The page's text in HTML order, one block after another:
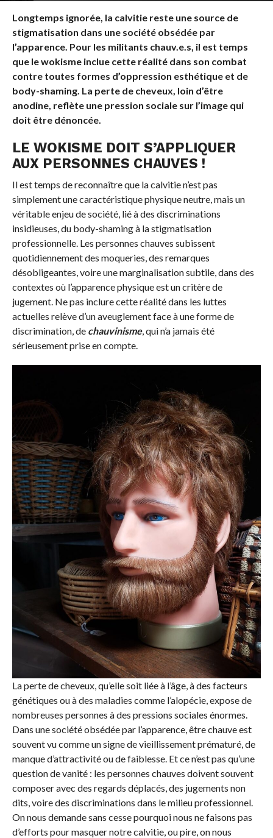
Longtemps ignorée, la calvitie reste une source de
stigmatisation dans une société obsédée par
l’apparence. Pour les militants chauv.e.s, il est temps
que le wokisme inclue cette réalité dans son combat
contre toutes formes d’oppression esthétique et de
body-shaming. La perte de cheveux, loin d’être
anodine, reflète une pression sociale sur l’image qui
doit être dénoncée.
LE WOKISME DOIT S’APPLIQUER
AUX PERSONNES CHAUVES !
Il est temps de reconnaître que la calvitie n’est pas
simplement une caractéristique physique neutre, mais un
véritable enjeu de société, lié à des discriminations
insidieuses, du body-shaming à la stigmatisation
professionnelle. Les personnes chauves subissent
quotidiennement des moqueries, des remarques
désobligeantes, voire une marginalisation subtile, dans des
contextes où l’apparence physique est un critère de
jugement. Ne pas inclure cette réalité dans les luttes
actuelles relève d’un aveuglement face à une forme de
discrimination, de chauvinisme, qui n’a jamais été
sérieusement prise en compte.
La perte de cheveux, qu’elle soit liée à l’âge, à des facteurs
génétiques ou à des maladies comme l’alopécie, expose de
nombreuses personnes à des pressions sociales énormes.
Dans une société obsédée par l’apparence, être chauve est
souvent vu comme un signe de vieillissement prématuré, de
manque d’attractivité ou de faiblesse. Et ce n’est pas qu’une
question de vanité : les personnes chauves doivent souvent
composer avec des regards déplacés, des jugements non
dits, voire des discriminations dans le milieu professionnel.
On nous demande sans cesse pourquoi nous ne faisons pas
d’efforts pour masquer notre calvitie, ou pire, on nous